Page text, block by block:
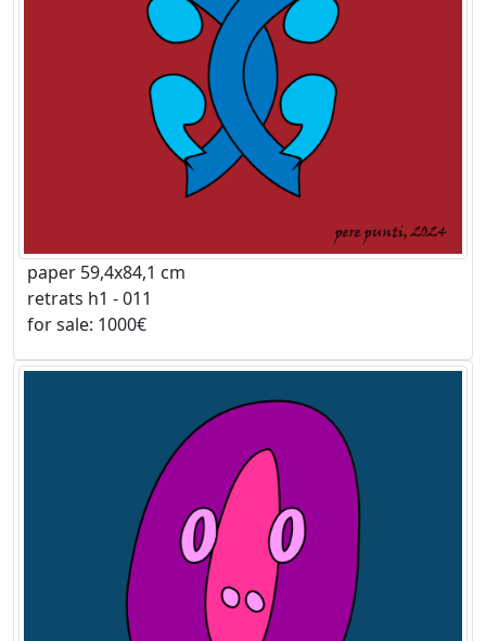
paper 59,4x84,1 cm
retrats h1 - 011
for sale: 1000€